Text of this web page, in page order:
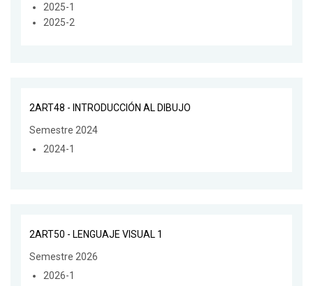
2025-1
2025-2
2ART48 - INTRODUCCIÓN AL DIBUJO
Semestre 2024
2024-1
2ART50 - LENGUAJE VISUAL 1
Semestre 2026
2026-1